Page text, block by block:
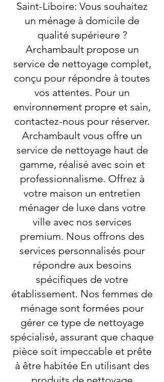
Saint-Liboire: Vous souhaitez
un ménage à domicile de
qualité supérieure ?
Archambault propose un
service de nettoyage complet,
conçu pour répondre à toutes
vos attentes. Pour un
environnement propre et sain,
contactez-nous pour réserver.
Archambault vous offre un
service de nettoyage haut de
gamme, réalisé avec soin et
professionnalisme. Offrez à
votre maison un entretien
ménager de luxe dans votre
ville avec nos services
premium. Nous offrons des
services personnalisés pour
répondre aux besoins
spécifiques de votre
établissement. Nos femmes de
ménage sont formées pour
gérer ce type de nettoyage
spécialisé, assurant que chaque
pièce soit impeccable et prête
à être habitée En utilisant des